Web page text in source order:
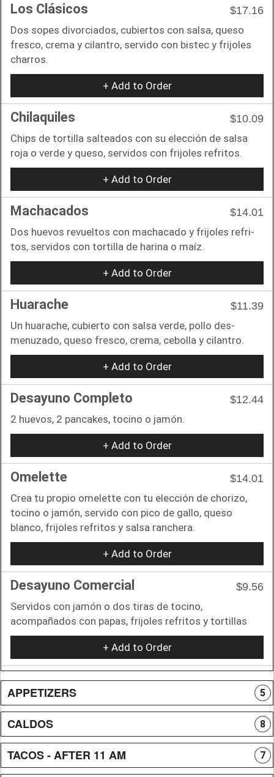
Los Clásicos
$17.16
Dos sopes divorciados, cubiertos con salsa, queso
fresco, crema y cilantro, servido con bistec y frijoles
charros.
+ Add to Order
Chilaquiles
$10.09
Chips de tortilla salteados con su elección de salsa
roja o verde y queso, servidos con frijoles refritos.
+ Add to Order
Machacados
$14.01
Dos huevos revueltos con machacado y frijoles refri-
tos, servidos con tortilla de harina o maíz.
+ Add to Order
Huarache
$11.39
Un huarache, cubierto con salsa verde, pollo des-
menuzado, queso fresco, crema, cebolla y cilantro.
+ Add to Order
Desayuno Completo
$12.44
2 huevos, 2 pancakes, tocino o jamón.
+ Add to Order
Omelette
$14.01
Crea tu propio omelette con tu elección de chorizo,
tocino o jamón, servido con pico de gallo, queso
blanco, frijoles refritos y salsa ranchera.
+ Add to Order
Desayuno Comercial
$9.56
Servidos con jamón o dos tiras de tocino,
acompañados con papas, frijoles refritos y tortillas
+ Add to Order
APPETIZERS 5
CALDOS 8
TACOS - AFTER 11 AM 7